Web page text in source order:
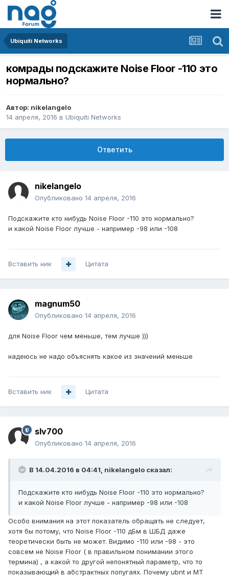
Ubiquiti Networks
комрады подскажите Noise Floor -110 это
нормально?
Автор: nikelangelo
14 апреля, 2016 в Ubiquiti Networks
Ответить
nikelangelo
Опубликовано 14 апреля, 2016
Подскажите кто нибудь Noise Floor -110 это нормально?
и какой Noise Floor лучше - например -98 или -108
Вставить ник Цитата
magnum50
Опубликовано 14 апреля, 2016
для Noise Floor чем меньше, тем лучше )))
надеюсь не надо объяснять какое из значений меньше
Вставить ник Цитата
slv700
Опубликовано 14 апреля, 2016
В 14.04.2016 в 04:41, nikelangelo сказал:
Подскажите кто нибудь Noise Floor -110 это нормально?
и какой Noise Floor лучше - например -98 или -108
Особо внимания на этот показатель обращать не следует,
хотя бы потому, что Noise Floor -110 дБм в ШБД даже
теоретически быть не может. Видимо -110 или -98 - это
совсем не Noise Floor ( в правильном понимании этого
термина) , а какой то другой непонятный параметр, что то
показывающий в абстрактных попугаях. Почему ubnt и MT